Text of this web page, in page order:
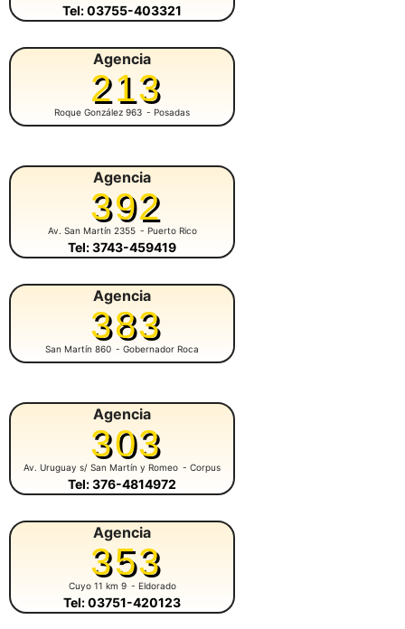
Tel: 03755-403321
Agencia
213
Roque González 963 - Posadas
Agencia
392
Av. San Martín 2355 - Puerto Rico
Tel: 3743-459419
Agencia
383
San Martín 860 - Gobernador Roca
Agencia
303
Av. Uruguay s/ San Martín y Romeo - Corpus
Tel: 376-4814972
Agencia
353
Cuyo 11 km 9 - Eldorado
Tel: 03751-420123